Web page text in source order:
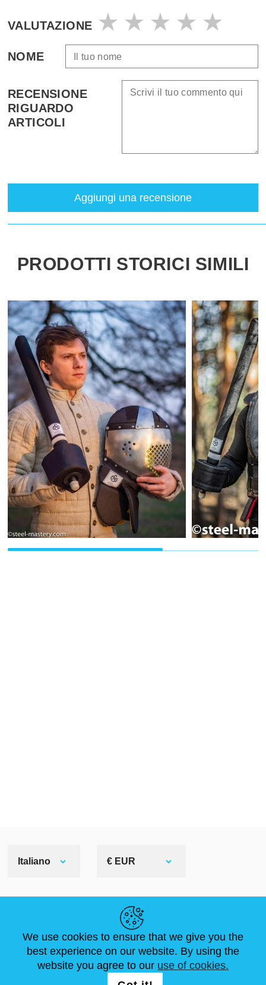
VALUTAZIONE
NOME
RECENSIONE
RIGUARDO
ARTICOLI
Aggiungi una recensione
PRODOTTI STORICI SIMILI
Italiano € EUR
NOTIZIE
ARTICOLI
ABOUT US
FAQ
DIMENSIONI STANDARD
CONTATTACI
We use cookies to ensure that we give you the
best experience on our website. By using the
website you agree to our use of cookies.